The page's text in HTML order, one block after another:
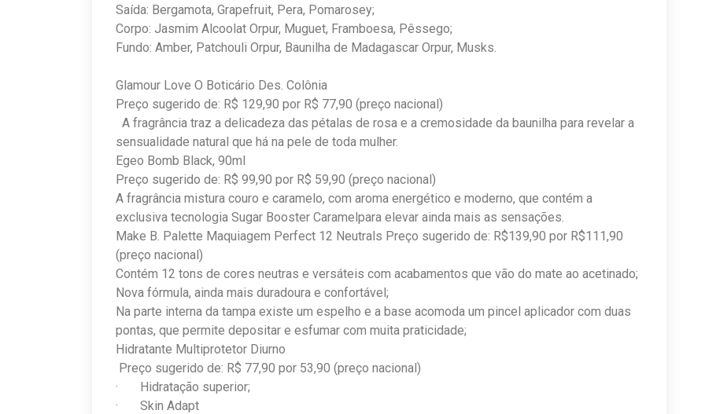
Saída: Bergamota, Grapefruit, Pera, Pomarosey;
Corpo: Jasmim Alcoolat Orpur, Muguet, Framboesa, Pêssego;
Fundo: Amber, Patchouli Orpur, Baunilha de Madagascar Orpur, Musks.
Glamour Love O Boticário Des. Colônia
Preço sugerido de: R$ 129,90 por R$ 77,90 (preço nacional)
A fragrância traz a delicadeza das pétalas de rosa e a cremosidade da baunilha para revelar a
sensualidade natural que há na pele de toda mulher.
Egeo Bomb Black, 90ml
Preço sugerido de: R$ 99,90 por R$ 59,90 (preço nacional)
A fragrância mistura couro e caramelo, com aroma energético e moderno, que contém a
exclusiva tecnologia Sugar Booster Caramelpara elevar ainda mais as sensações.
Make B. Palette Maquiagem Perfect 12 Neutrals Preço sugerido de: R$139,90 por R$111,90
(preço nacional)
Contém 12 tons de cores neutras e versáteis com acabamentos que vão do mate ao acetinado;
Nova fórmula, ainda mais duradoura e confortável;
Na parte interna da tampa existe um espelho e a base acomoda um pincel aplicador com duas
pontas, que permite depositar e esfumar com muita praticidade;
Hidratante Multiprotetor Diurno
Preço sugerido de: R$ 77,90 por 53,90 (preço nacional)
· Hidratação superior;
· Skin Adapt